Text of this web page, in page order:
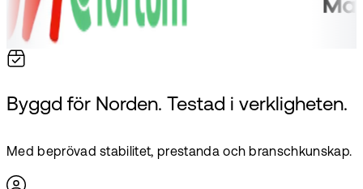
Byggd för Norden. Testad i verkligheten.
Med beprövad stabilitet, prestanda och branschkunskap.